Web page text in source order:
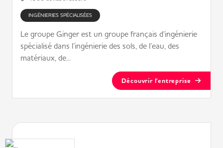
INGÉNIERIES SPÉCIALISÉES
Le groupe Ginger est un groupe français d’ingénierie
spécialisé dans l’ingénierie des sols, de l’eau, des
matériaux, de...
Découvrir l'entreprise